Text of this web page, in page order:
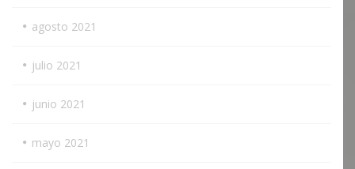
agosto 2021
julio 2021
junio 2021
mayo 2021